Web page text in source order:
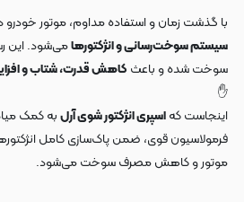
با گذشت زمان و استفاده مداوم، موتور خودرو
سیستم سوخت‌رسانی و انژکتورهامی‌شود. این
سوخت شده و باعث کاهش قدرت، شتاب و
✋
اینجاست کهاسپری انژکتور شوی آرلبه کمک
فرمولاسیون قوی، ضمن پاک‌سازی کامل
موتور و کاهش مصرف سوخت می‌شود.